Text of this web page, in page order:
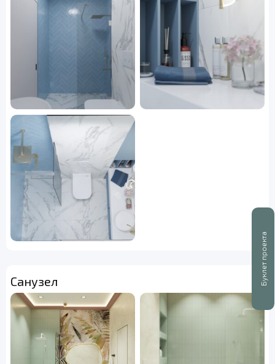
Буклет проекта
Санузел